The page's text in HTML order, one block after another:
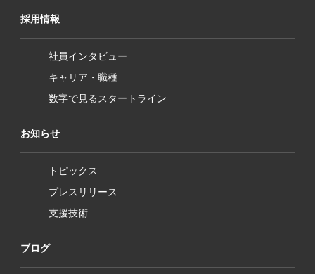
採用情報
社員インタビュー
キャリア・職種
数字で見るスタートライン
お知らせ
トピックス
プレスリリース
支援技術
ブログ